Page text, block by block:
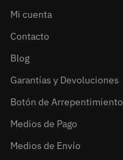
Mi cuenta
Contacto
Blog
Garantías y Devoluciones
Botón de Arrepentimiento
Medios de Pago
Medios de Envío